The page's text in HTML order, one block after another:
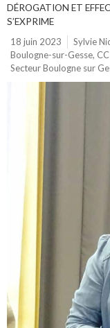
DÉROGATION ET
S’EXPRIME
18 juin 2023
Sylvie
Boulogne-sur-Gesse,
Secteur Boulogne sur